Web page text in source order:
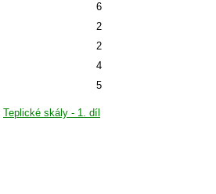
6
2
2
4
5
Teplické skály - 1. díl